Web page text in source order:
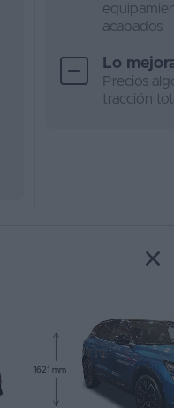
acabados
Lo
Precios
tracción
1621 mm